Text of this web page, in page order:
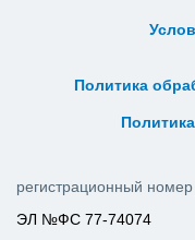
Политика
регистрационный
ЭЛ №ФС 77-74074